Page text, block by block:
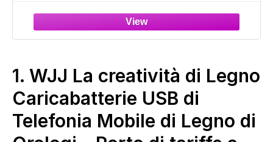
Telefono Cellulare Piccolo 380Mah per
Bambini
1. WJJ La creatività di Legno
Caricabatterie USB di
Telefonia Mobile di Legno di